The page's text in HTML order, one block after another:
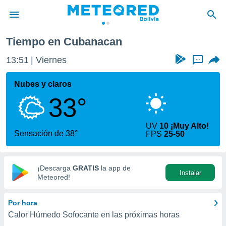
de
ha
calidad.
a este
las
y
digital
basada
Tiempo en Cubanacan
13:51 Viernes ...
Nubes y claros
33°
Sensación de 38°
UV 10 ¡Muy Alto!
FPS25-50
¡Descarga GRATIS la app de
Meteored!
Instalar
Por hora
Calor Húmedo Sofocante en las próximas horas